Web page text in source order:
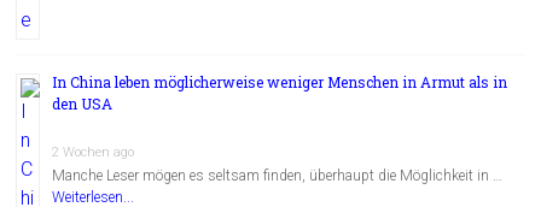
In China leben möglicherweise weniger Menschen in Armut als in
den USA
2 Wochen ago
Manche Leser mögen es seltsam finden, überhaupt die Möglichkeit in …
Weiterlesen...